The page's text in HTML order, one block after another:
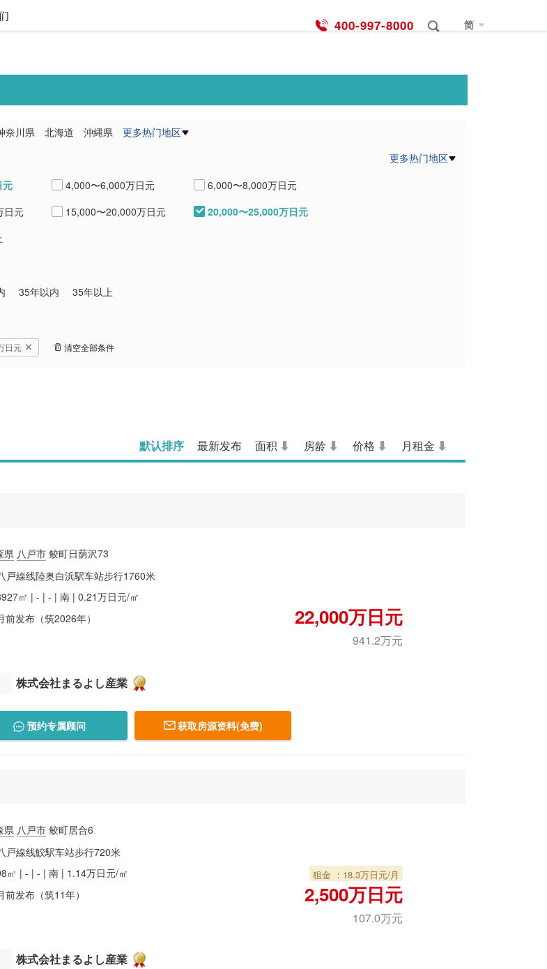
400-997-8000 简
奈川県 北海道 沖縄県
更多热门地区
更多热门地区
元 4,000〜6,000万日元
6,000〜8,000万日元
日元 15,000〜20,000万日元
20,000〜25,000万日元
35年以内
35年以上
日元 清空全部条件
默认排序 最新发布 面积 房龄 价格 月租金
県 八戸市 鲛町日荫沢73
戸線线陸奥白浜駅车站步行1760米
㎡ | - | - | 南 | 0.21万日元/㎡
前发布（筑2026年）
株式会社まるよし産業
预约专属顾问 获取房源资料(免费)
22,000万日元
941.2万元
県 八戸市 鲛町居合6
戸線线鮫駅车站步行720米
㎡ | - | - | 南 | 1.14万日元/㎡
前发布（筑11年）
株式会社まるよし産業
租金 ：18.3万日元/月
2,500万日元
107.0万元